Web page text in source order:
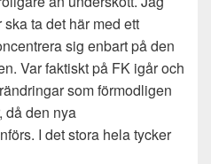
ta det här med ett
sig enbart på den
Var faktiskt på FK igår och
som förmodligen
då den nya
I det stora hela tycker